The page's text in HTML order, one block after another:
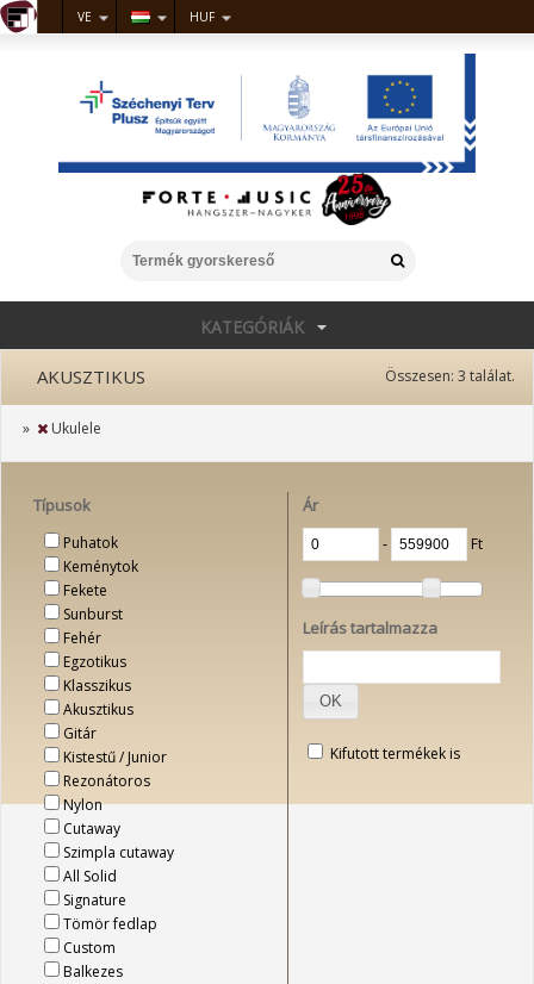
VE HUF
KATEGÓRIÁK
Összesen: 3 találat.
AKUSZTIKUS
» Ukulele
Típusok
Puhatok
Keménytok
Fekete
Sunburst
Fehér
Egzotikus
Klasszikus
Akusztikus
Gitár
Kistestű / Junior
Rezonátoros
Nylon
Cutaway
Szimpla cutaway
All Solid
Signature
Tömör fedlap
Custom
Balkezes
Ár
‐ Ft
Leírás tartalmazza
OK
Kifutott termékek is